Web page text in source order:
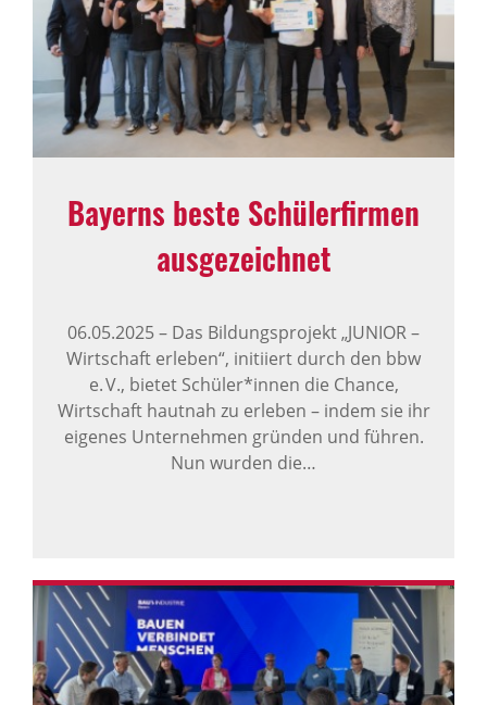
Bayerns beste Schü­ler­firmen
ausge­zeichnet
06.05.2025– Das Bildungsprojekt „JUNIOR –
Wirtschaft erleben“, initiiert durch den bbw
e. V., bietet Schüler*innen die Chance,
Wirtschaft hautnah zu erleben – indem sie ihr
eigenes Unternehmen gründen und führen.
Nun wurden die…